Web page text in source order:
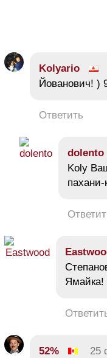
Kolyario
Йованович! )
Ответить
dolento
Koly
пахани-
Ямайка!
52% 25